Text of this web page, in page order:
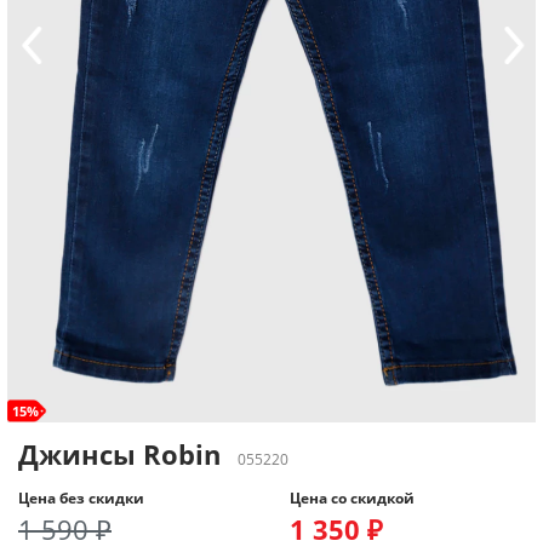
15%
Джинсы Robin
055220
Цена без скидки
1 590 ₽
Цена со скидкой
1 350 ₽